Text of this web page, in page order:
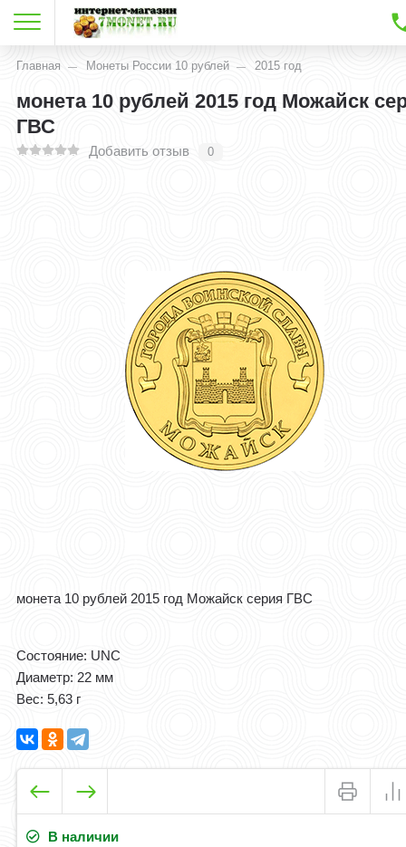
Главная Монеты России 10 рублей 2015 год
монета 10 рублей 2015 год Можайск
ГВС
Добавить отзыв 0
монета 10 рублей 2015 год Можайск серия ГВС
Состояние: UNC
Диаметр: 22 мм
Вес: 5,63 г
В наличии